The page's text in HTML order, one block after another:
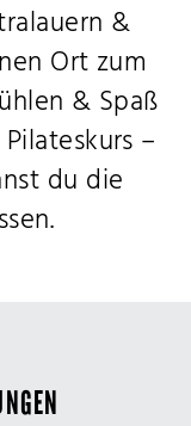
&
Ort zum
& Spaß
–
du die